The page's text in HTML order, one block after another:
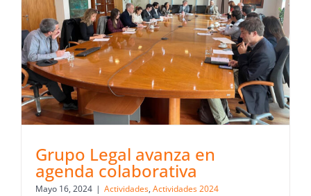
Grupo Legal avanza en
agenda colaborativa
Mayo 16, 2024 | Actividades, Actividades 2024